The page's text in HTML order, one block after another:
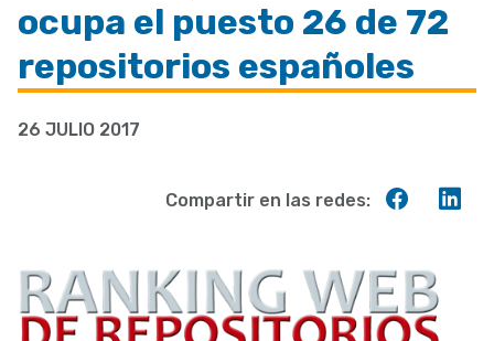
a
navegación
ocupa el puesto 26 de 72
repositorios españoles
26 JULIO 2017
Compartir en las redes: